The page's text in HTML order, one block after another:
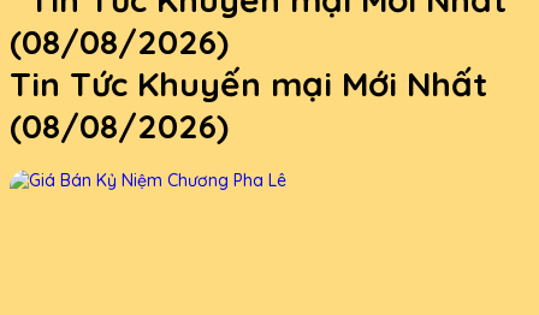
Tin Tức Khuyến mại Mới Nhất
(08/08/2026)